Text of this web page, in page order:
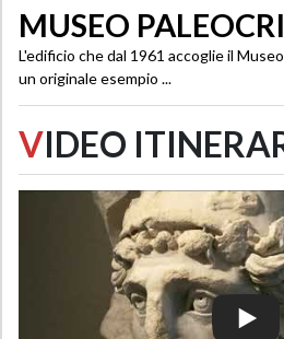
MUSEO
L'edificio che dal 1961 accoglie il
un originale esempio ...
VIDEO